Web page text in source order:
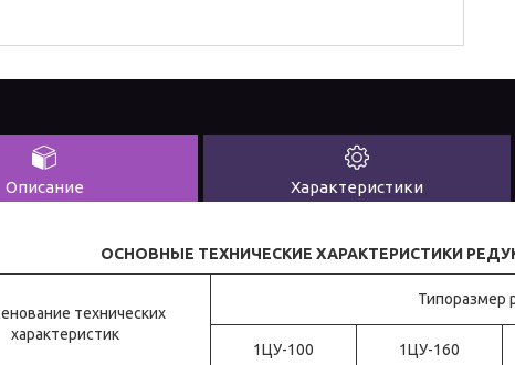
Описание Характеристики
ОСНОВНЫЕ ТЕХНИЧЕСКИЕ ХАРАКТЕРИСТИКИ
технических
характеристик
Типоразмер
1ЦУ-100 1ЦУ-160